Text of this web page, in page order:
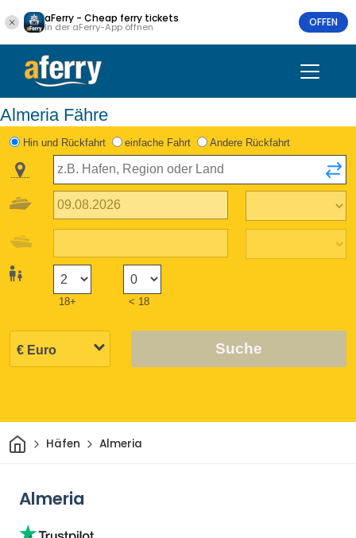
aFerry - Cheap ferry tickets
In der aFerry-App öffnen OFFEN
Almeria Fähre
Hin und Rückfahrt einfache Fahrt Andere Rückfahrt
18+ < 18
Suche
HeimHäfen Almeria
Almeria